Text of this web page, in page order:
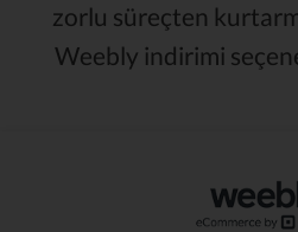
zorlu süreçten
Weebly indirimi